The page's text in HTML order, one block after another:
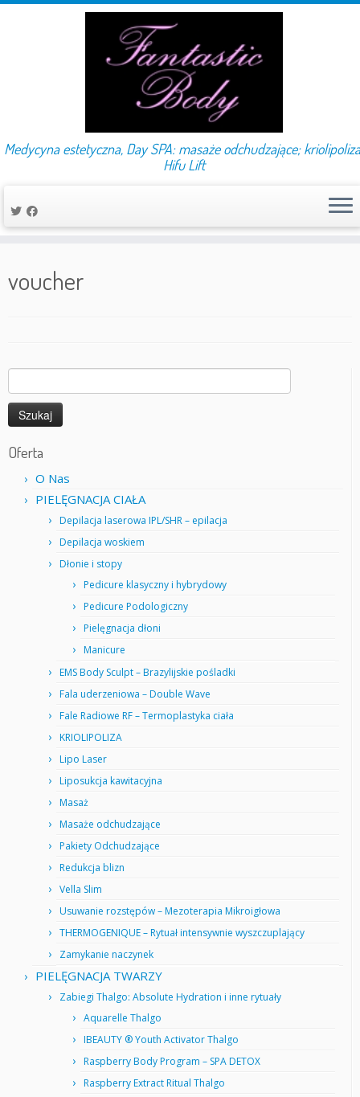
treści
Medycyna estetyczna, Day SPA: masaże odchudzające;
Hifu Lift
voucher
Oferta
O Nas
PIELĘGNACJA CIAŁA
Depilacja laserowa IPL/SHR – epilacja
Depilacja woskiem
Dłonie i stopy
Pedicure klasyczny i hybrydowy
Pedicure Podologiczny
Pielęgnacja dłoni
Manicure
EMS Body Sculpt – Brazylijskie pośladki
Fala uderzeniowa – Double Wave
Fale Radiowe RF – Termoplastyka ciała
KRIOLIPOLIZA
Lipo Laser
Liposukcja kawitacyjna
Masaż
Masaże odchudzające
Pakiety Odchudzające
Redukcja blizn
Vella Slim
Usuwanie rozstępów – Mezoterapia Mikroigłowa
THERMOGENIQUE – Rytuał intensywnie wyszczuplający
Zamykanie naczynek
PIELĘGNACJA TWARZY
Zabiegi Thalgo: Absolute Hydration i inne rytuały
Aquarelle Thalgo
IBEAUTY ® Youth Activator Thalgo
Raspberry Body Program – SPA DETOX
Raspberry Extract Ritual Thalgo